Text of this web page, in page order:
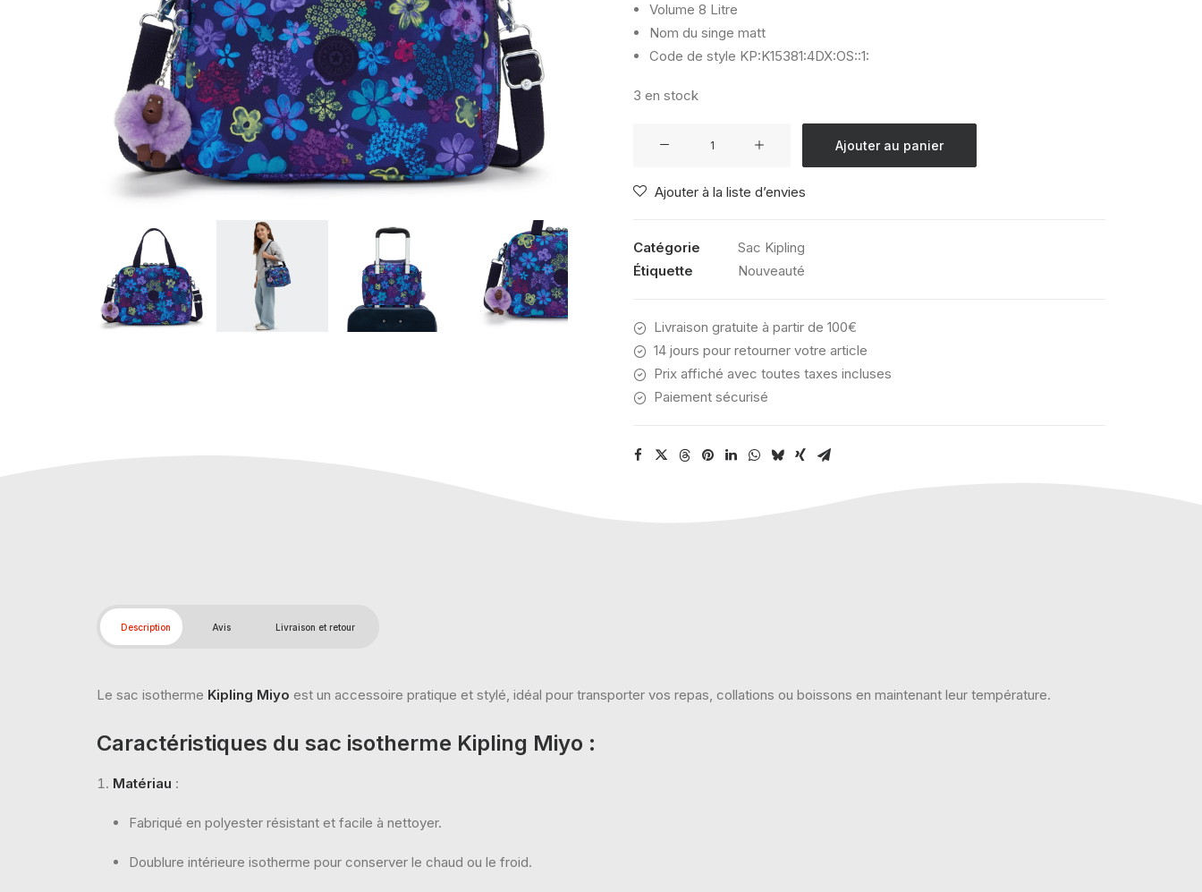
Volume 8 Litre
Nom du singe matt
Code de style KP:K15381:4DX:OS::1:
3 en stock
MIYO
FLOWER
STAMP
Ajouter au panier
Ajouter à la liste d’envies
Catégorie
Sac Kipling
Étiquette
Nouveauté
Livraison gratuite à partir de 100€
14 jours pour retourner votre article
Prix affiché avec toutes taxes incluses
Paiement sécurisé
Description Avis Livraison et retour
Le sac isotherme Kipling Miyo est un accessoire pratique et stylé, idéal pour transporter vos repas, collations ou boissons en maintenant leur température.
Caractéristiques du sac isotherme Kipling Miyo :
Matériau :
Fabriqué en polyester résistant et facile à nettoyer.
Doublure intérieure isotherme pour conserver le chaud ou le froid.